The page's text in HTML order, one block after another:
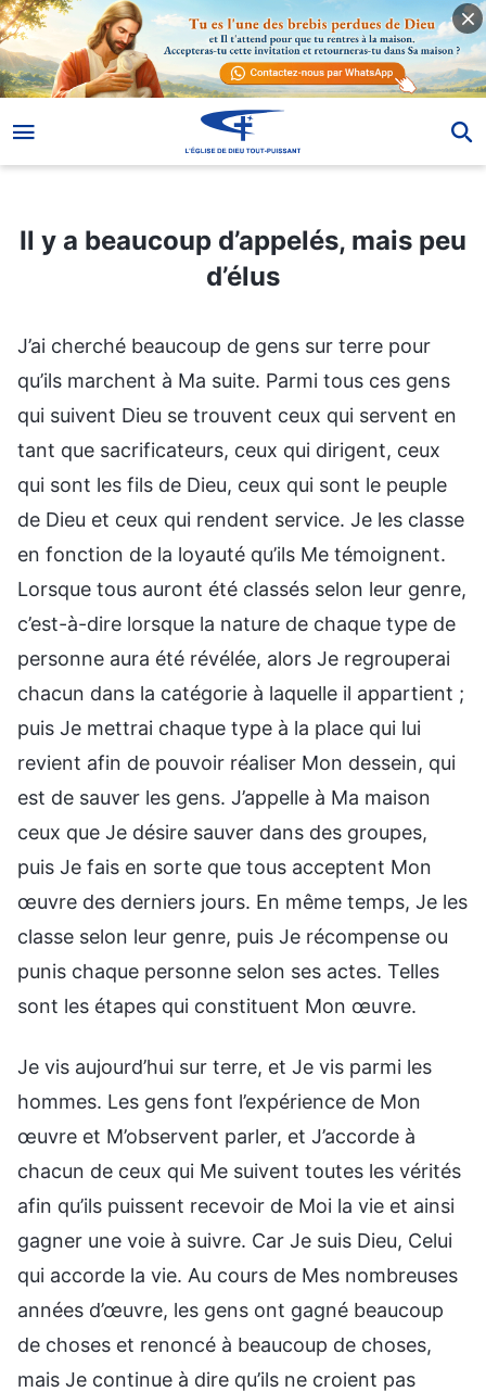
Il y a beaucoup d’appelés, mais peu d’élus
Il y a beaucoup d’appelés, mais peu
d’élus
J’ai cherché beaucoup de gens sur terre pour
qu’ils marchent à Ma suite. Parmi tous ces gens
qui suivent Dieu se trouvent ceux qui servent en
tant que sacrificateurs, ceux qui dirigent, ceux
qui sont les fils de Dieu, ceux qui sont le peuple
de Dieu et ceux qui rendent service. Je les classe
en fonction de la loyauté qu’ils Me témoignent.
Lorsque tous auront été classés selon leur genre,
c’est-à-dire lorsque la nature de chaque type de
personne aura été révélée, alors Je regrouperai
chacun dans la catégorie à laquelle il appartient ;
puis Je mettrai chaque type à la place qui lui
revient afin de pouvoir réaliser Mon dessein, qui
est de sauver les gens. J’appelle à Ma maison
ceux que Je désire sauver dans des groupes,
puis Je fais en sorte que tous acceptent Mon
œuvre des derniers jours. En même temps, Je les
classe selon leur genre, puis Je récompense ou
punis chaque personne selon ses actes. Telles
sont les étapes qui constituent Mon œuvre.
Je vis aujourd’hui sur terre, et Je vis parmi les
hommes. Les gens font l’expérience de Mon
œuvre et M’observent parler, et J’accorde à
chacun de ceux qui Me suivent toutes les vérités
afin qu’ils puissent recevoir de Moi la vie et ainsi
gagner une voie à suivre. Car Je suis Dieu, Celui
qui accorde la vie. Au cours de Mes nombreuses
années d’œuvre, les gens ont gagné beaucoup
de choses et renoncé à beaucoup de choses,
mais Je continue à dire qu’ils ne croient pas